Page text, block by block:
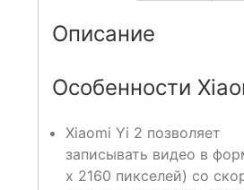
Описание
Особенности
Xiaomi Yi 2 позволяет
записывать видео в
x 2160 пикселей) со